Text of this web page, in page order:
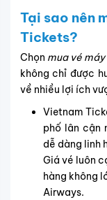
Tại sao nên
Tickets?
Chọn mua vé
không chỉ được
về nhiều lợi ích
Vietnam
phố lân cận
dễ dàng linh
Giá vé luôn
hàng không
Airways.